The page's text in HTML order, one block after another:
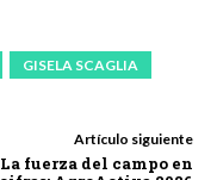
GISELA SCAGLIA
Artículo siguiente
La fuerza del campo en